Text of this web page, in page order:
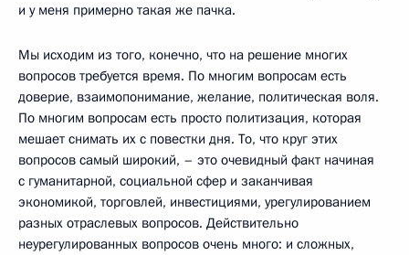
и у меня примерно такая же пачка.
Мы исходим из того, конечно, что на решение многих
вопросов требуется время. По многим вопросам есть
доверие, взаимопонимание, желание, политическая воля.
По многим вопросам есть просто политизация, которая
мешает снимать их с повестки дня. То, что круг этих
вопросов самый широкий, – это очевидный факт начиная
с гуманитарной, социальной сфер и заканчивая
экономикой, торговлей, инвестициями, урегулированием
разных отраслевых вопросов. Действительно
неурегулированных вопросов очень много: и сложных,